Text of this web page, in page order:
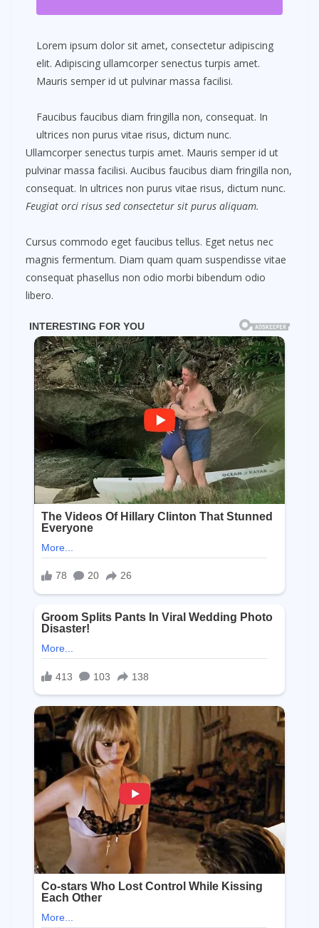
Lorem ipsum dolor sit amet, consectetur adipiscing
elit. Adipiscing ullamcorper senectus turpis amet.
Mauris semper id ut pulvinar massa facilisi.
Faucibus faucibus diam fringilla non, consequat. In
ultrices non purus vitae risus, dictum nunc.
Ullamcorper senectus turpis amet. Mauris semper id ut
pulvinar massa facilisi. Aucibus faucibus diam fringilla non,
consequat. In ultrices non purus vitae risus, dictum nunc.
Feugiat orci risus sed consectetur sit purus aliquam.
Cursus commodo eget faucibus tellus. Eget netus nec
magnis fermentum. Diam quam quam suspendisse vitae
consequat phasellus non odio morbi bibendum odio
libero.